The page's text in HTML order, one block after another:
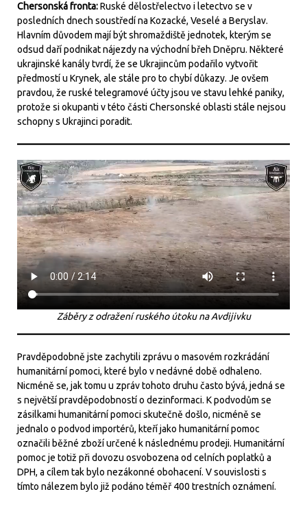
Chersonská fronta:Ruské dělostřelectvo i letectvo se v
posledních dnech soustředí na Kozacké, Veselé a Beryslav.
Hlavním důvodem mají být shromaždiště jednotek, kterým se
odsud daří podnikat nájezdy na východní břeh Dněpru. Některé
ukrajinské kanály tvrdí, že se Ukrajincům podařilo vytvořit
předmostí u Krynek, ale stále pro to chybí důkazy. Je ovšem
pravdou, že ruské telegramové účty jsou ve stavu lehké paniky,
protože si okupanti v této části Chersonské oblasti stále nejsou
schopny s Ukrajinci poradit.
Záběry z odražení ruského útoku na Avdijivku
Pravděpodobně jste zachytili zprávu o masovém rozkrádání
humanitární pomoci, které bylo v nedávné době odhaleno.
Nicméně se, jak tomu u zpráv tohoto druhu často bývá, jedná se
s největší pravděpodobností o dezinformaci. K podvodům se
zásilkami humanitární pomoci skutečně došlo, nicméně se
jednalo o podvod importérů, kteří jako humanitární pomoc
označili běžné zboží určené k následnému prodeji. Humanitární
pomoc je totiž při dovozu osvobozena od celních poplatků a
DPH, a cílem tak bylo nezákonné obohacení. V souvislosti s
tímto nálezem bylo již podáno téměř 400 trestních oznámení.